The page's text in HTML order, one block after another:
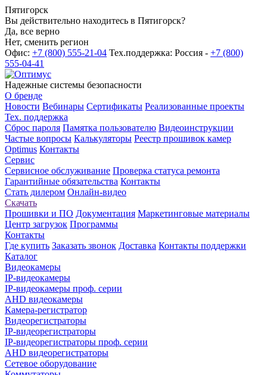
Пятигорск
Вы действительно находитесь в Пятигорск?
Да, все верно
Нет, сменить регион
Офис: +7 (800) 555-21-04 Тех.поддержка: Россия - +7 (800)
555-04-41
Надежные системы безопасности
О бренде
Новости Вебинары Сертификаты Реализованные проекты
Тех. поддержка
Сброс пароля Памятка пользователю Видеоинструкции
Частые вопросы Калькуляторы Реестр прошивок камер
Optimus Контакты
Сервис
Сервисное обслуживание Проверка статуса ремонта
Гарантийные обязательства Контакты
Стать дилером Онлайн-видео
Скачать
Прошивки и ПО Документация Маркетинговые материалы
Центр загрузок Программы
Контакты
Где купить Заказать звонок Доставка Контакты поддержки
Каталог
Видеокамеры
IP-видеокамеры
IP-видеокамеры проф. серии
AHD видеокамеры
Камера-регистратор
Видеорегистраторы
IP-видеорегистраторы
IP-видеорегистраторы проф. серии
AHD видеорегистраторы
Сетевое оборудование